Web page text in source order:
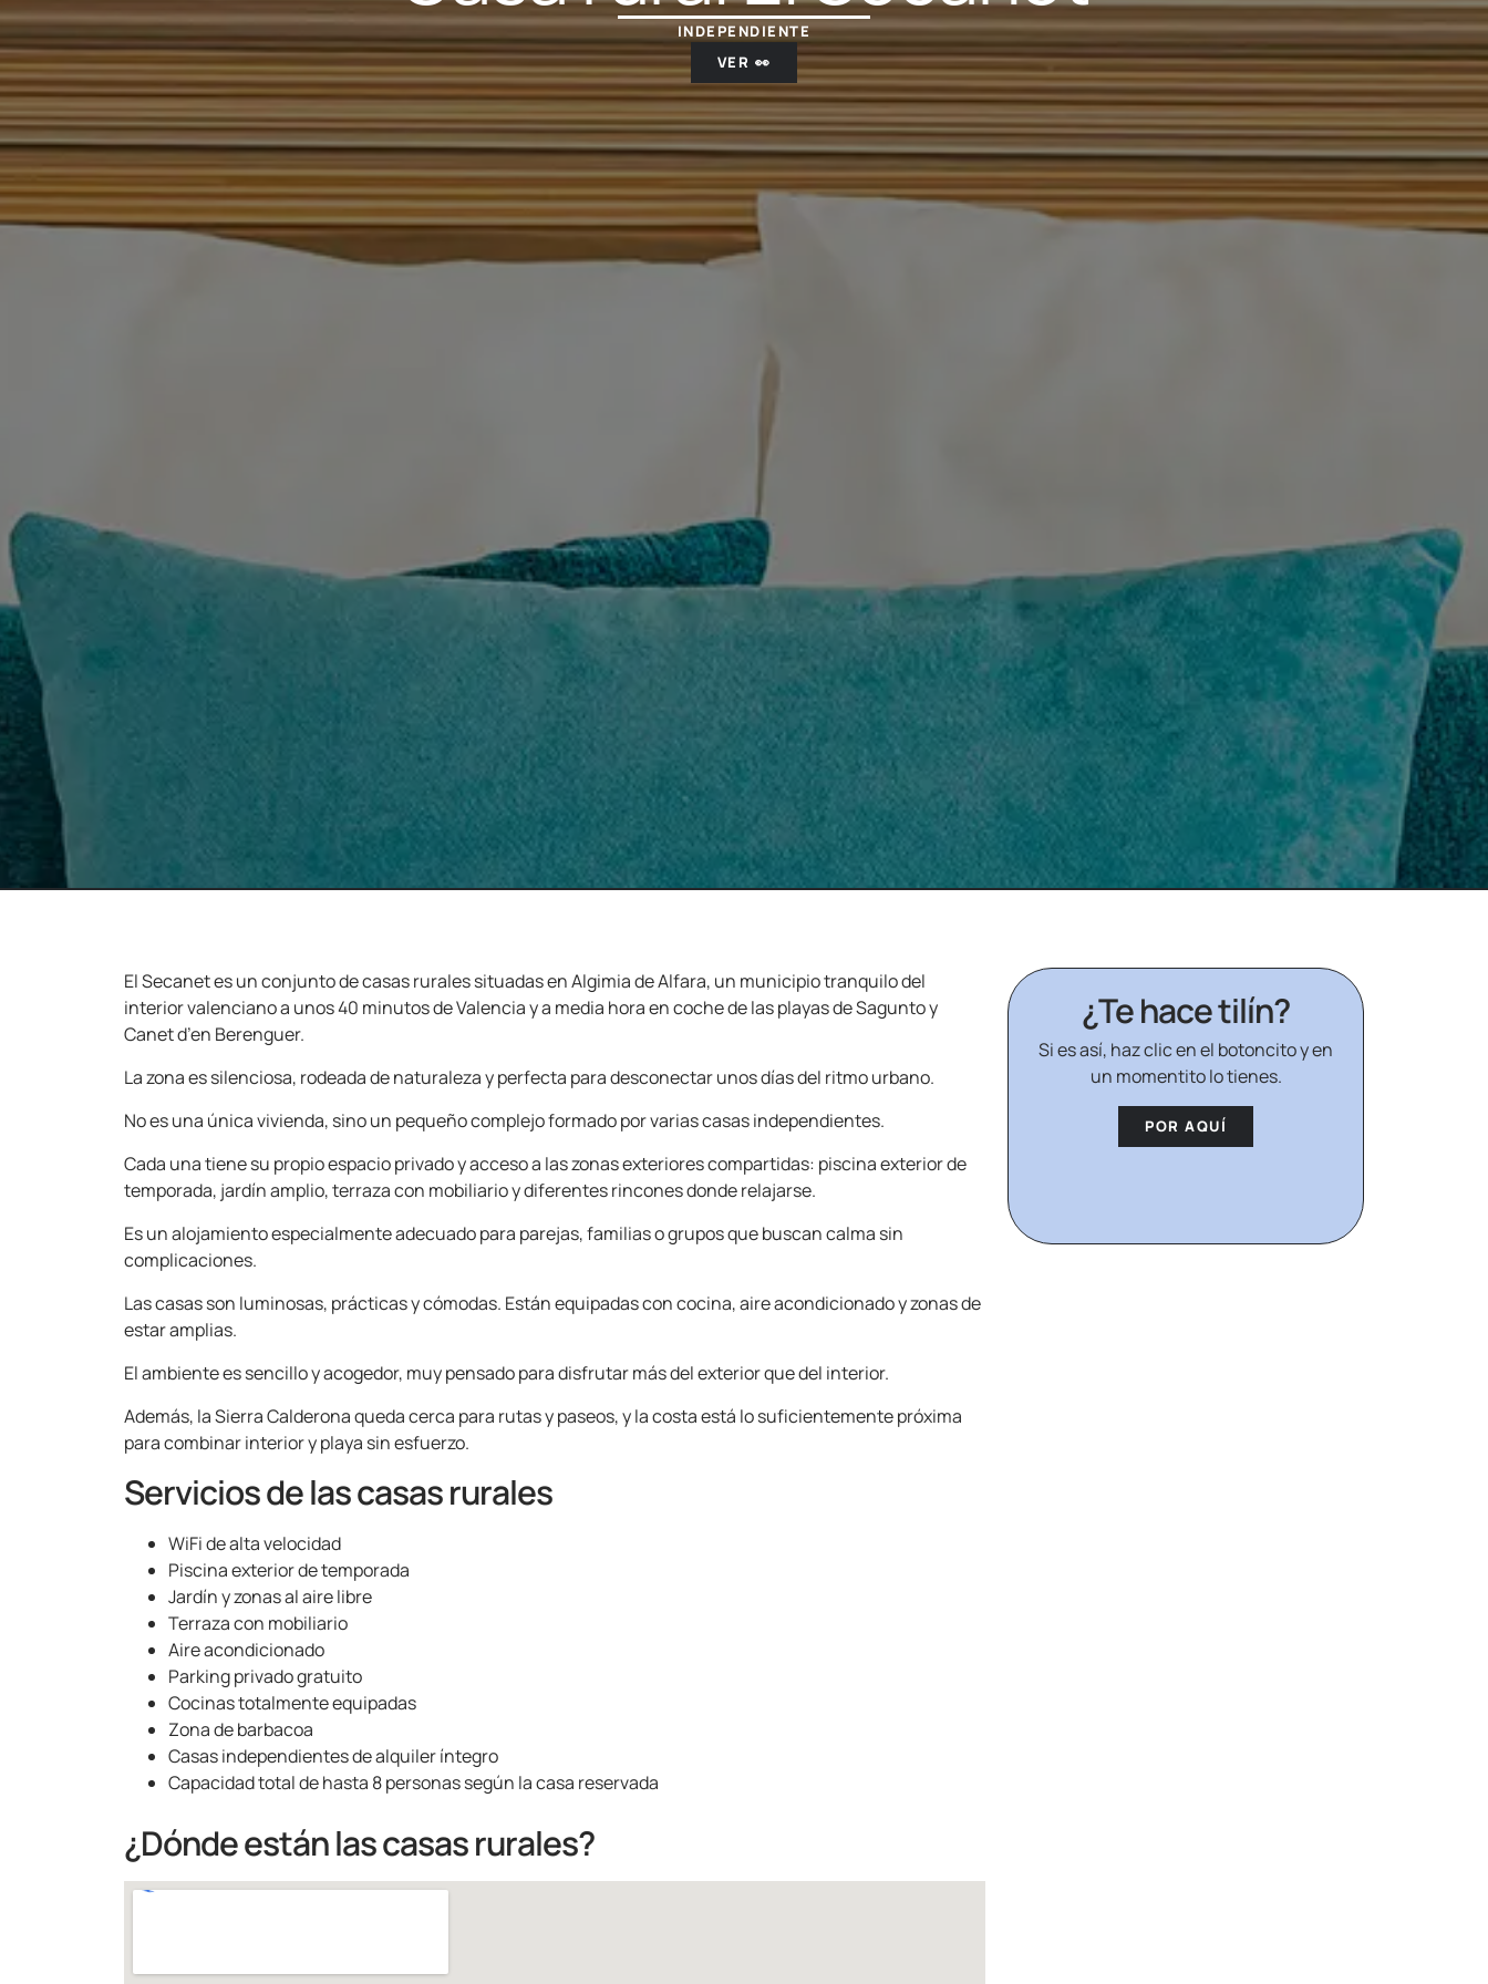
INDEPENDIENTE
VER 👀
¿Te hace tilín?
Si es así, haz clic en el botoncito y en
un momentito lo tienes.
POR AQUÍ
El Secanet es un conjunto de casas rurales situadas en Algimia de Alfara, un municipio tranquilo del
interior valenciano a unos 40 minutos de Valencia y a media hora en coche de las playas de Sagunto y
Canet d’en Berenguer.
La zona es silenciosa, rodeada de naturaleza y perfecta para desconectar unos días del ritmo urbano.
No es una única vivienda, sino un pequeño complejo formado por varias casas independientes.
Cada una tiene su propio espacio privado y acceso a las zonas exteriores compartidas: piscina exterior de
temporada, jardín amplio, terraza con mobiliario y diferentes rincones donde relajarse.
Es un alojamiento especialmente adecuado para parejas, familias o grupos que buscan calma sin
complicaciones.
Las casas son luminosas, prácticas y cómodas. Están equipadas con cocina, aire acondicionado y zonas de
estar amplias.
El ambiente es sencillo y acogedor, muy pensado para disfrutar más del exterior que del interior.
Además, la Sierra Calderona queda cerca para rutas y paseos, y la costa está lo suficientemente próxima
para combinar interior y playa sin esfuerzo.
Servicios de las casas rurales
WiFi de alta velocidad
Piscina exterior de temporada
Jardín y zonas al aire libre
Terraza con mobiliario
Aire acondicionado
Parking privado gratuito
Cocinas totalmente equipadas
Zona de barbacoa
Casas independientes de alquiler íntegro
Capacidad total de hasta 8 personas según la casa reservada
¿Dónde están las casas rurales?